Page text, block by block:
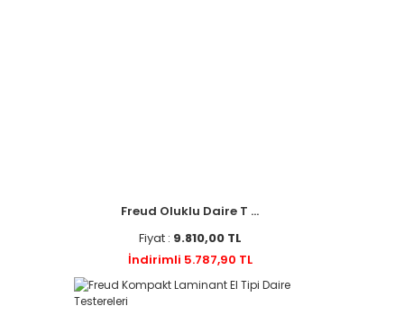
Freud Oluklu Daire T ...
Fiyat : 9.810,00 TL
İndirimli 5.787,90 TL